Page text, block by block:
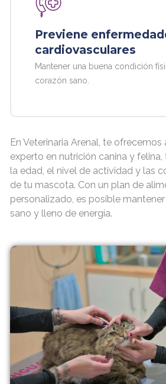
Previene
cardiovasculares
Mantener una buena condición
corazón sano.
En Veterinaria Arenal, te
experto en nutrición canina y
la edad, el nivel de actividad y las
de tu mascota. Con un plan de
personalizado, es posible
sano y lleno de energía.